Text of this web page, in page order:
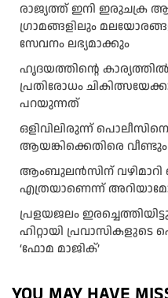
രാജ്യത്ത് ഇനി
ഗ്രാമങ്ങളിലും
സേവനം ലഭ്യമാക്കും
ഹൃദയത്തിന്റെ
പ്രതിരോധം
പറയുന്നത്
ഒളിവിലിരുന്ന്
ആയങ്കിക്കെതിരെ
ആംബുലന്‍സിന് വഴിമാറി
എത്രയാണെന്ന്
പ്രളയജലം
ഹിറ്റായി
‘ഫോമ മാജിക്’